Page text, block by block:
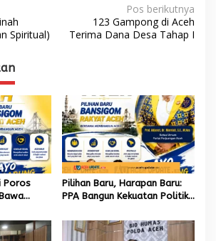
Spiritual)
Pos berikutnya
123 Gampong di Aceh
Terima Dana Desa Tahap I
Poros
Kemajuan
Pilihan Baru, Harapan Baru:
PPA Bangun Kekuatan Politik